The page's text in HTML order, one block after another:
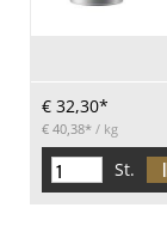
€ 32,30*
€ 40,38* / kg
St.